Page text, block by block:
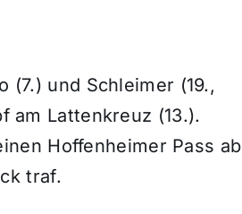
(7.) und Schleimer (19.,
am Lattenkreuz (13.).
Hoffenheimer Pass ab
traf.